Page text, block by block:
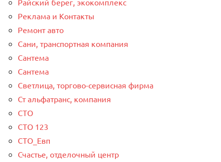
Реклама и Контакты
Ремонт авто
Сани, транспортная компания
Сантема
Сантема
Светлица, торгово-сервисная фирма
Ст альфатранс, компания
СТО
СТО 123
СТО_Евп
Счастье, отделочный центр